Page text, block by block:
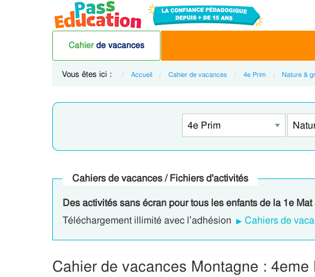
Cahier de vacances
Vous êtes ici : Accueil Cahier de vacances 4e Prim Nature &
Cahiers de vacances / Fichiers d'activités
Des activités sans écran pour tous les enfants de la 1e
Téléchargement illimité avec l’adhésion
Cahiers de
Cahier de vacances Montagne :